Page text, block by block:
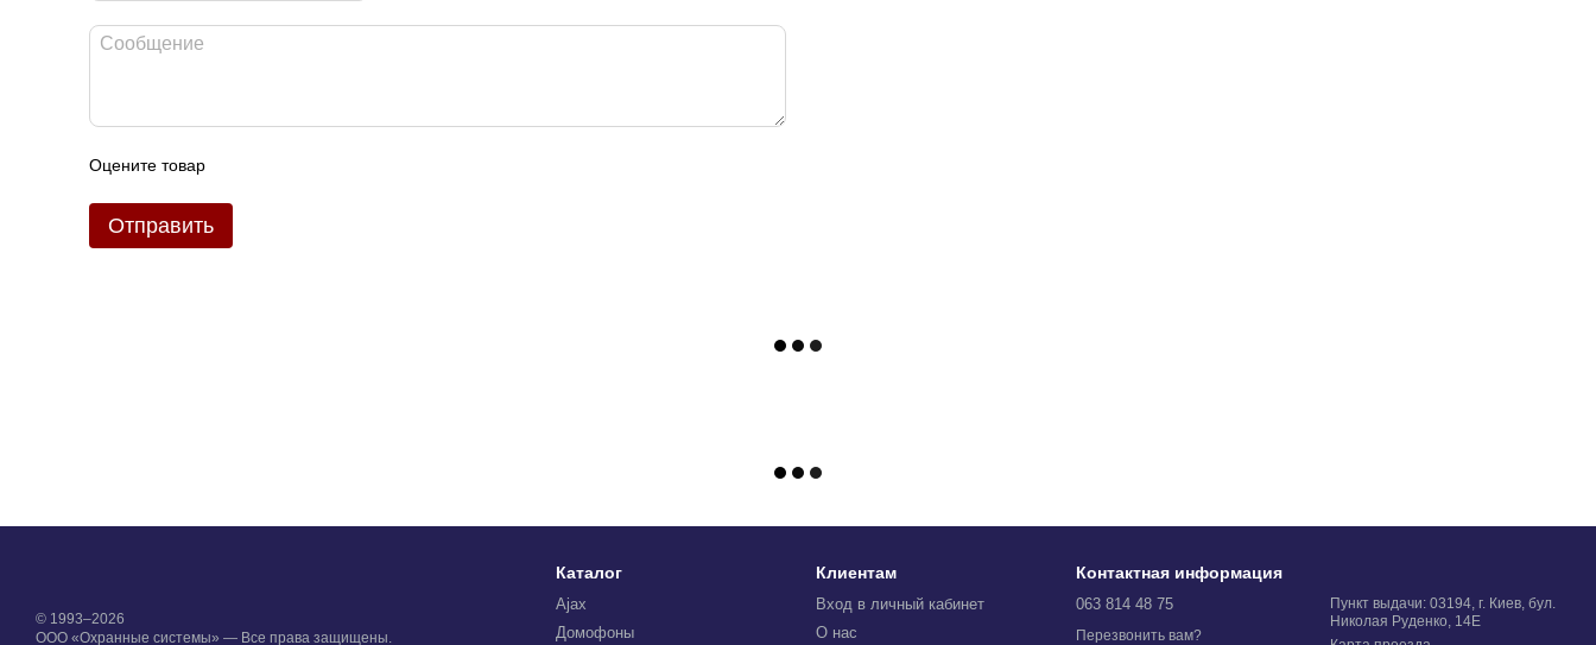
Оцените товар
Отправить
© 1993–2026
ООО «Охранные системы» — Все права защищены.
Каталог
Ajax
Домофоны
Клиентам
Вход в личный кабинет
О нас
Контактная информация
063 814 48 75
Перезвонить вам?
Пункт выдачи: 03194, г. Киев, бул.
Николая Руденко, 14Е